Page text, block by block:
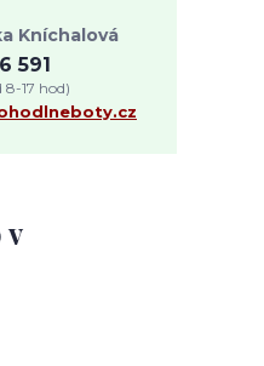
v
Kníchalová
591
8-17 hod)